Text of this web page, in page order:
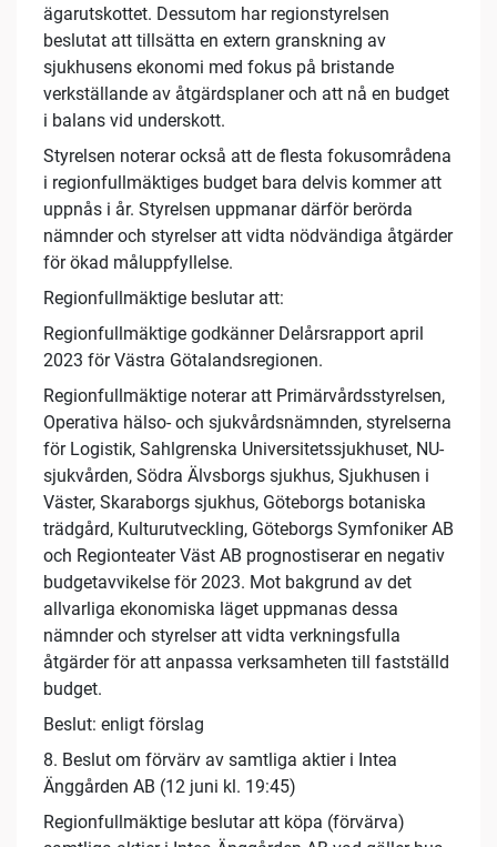
ägarutskottet. Dessutom har regionstyrelsen
beslutat att tillsätta en extern granskning av
sjukhusens ekonomi med fokus på bristande
verkställande av åtgärdsplaner och att nå en budget
i balans vid underskott.
Styrelsen noterar också att de flesta fokusområdena
i regionfullmäktiges budget bara delvis kommer att
uppnås i år. Styrelsen uppmanar därför berörda
nämnder och styrelser att vidta nödvändiga åtgärder
för ökad måluppfyllelse.
Regionfullmäktige beslutar att:
Regionfullmäktige godkänner Delårsrapport april
2023 för Västra Götalandsregionen.
Regionfullmäktige noterar att Primärvårdsstyrelsen,
Operativa hälso- och sjukvårdsnämnden, styrelserna
för Logistik, Sahlgrenska Universitetssjukhuset, NU-
sjukvården, Södra Älvsborgs sjukhus, Sjukhusen i
Väster, Skaraborgs sjukhus, Göteborgs botaniska
trädgård, Kulturutveckling, Göteborgs Symfoniker AB
och Regionteater Väst AB prognostiserar en negativ
budgetavvikelse för 2023. Mot bakgrund av det
allvarliga ekonomiska läget uppmanas dessa
nämnder och styrelser att vidta verkningsfulla
åtgärder för att anpassa verksamheten till fastställd
budget.
Beslut: enligt förslag
8. Beslut om förvärv av samtliga aktier i Intea
Änggården AB (12 juni kl. 19:45)
Regionfullmäktige beslutar att köpa (förvärva)